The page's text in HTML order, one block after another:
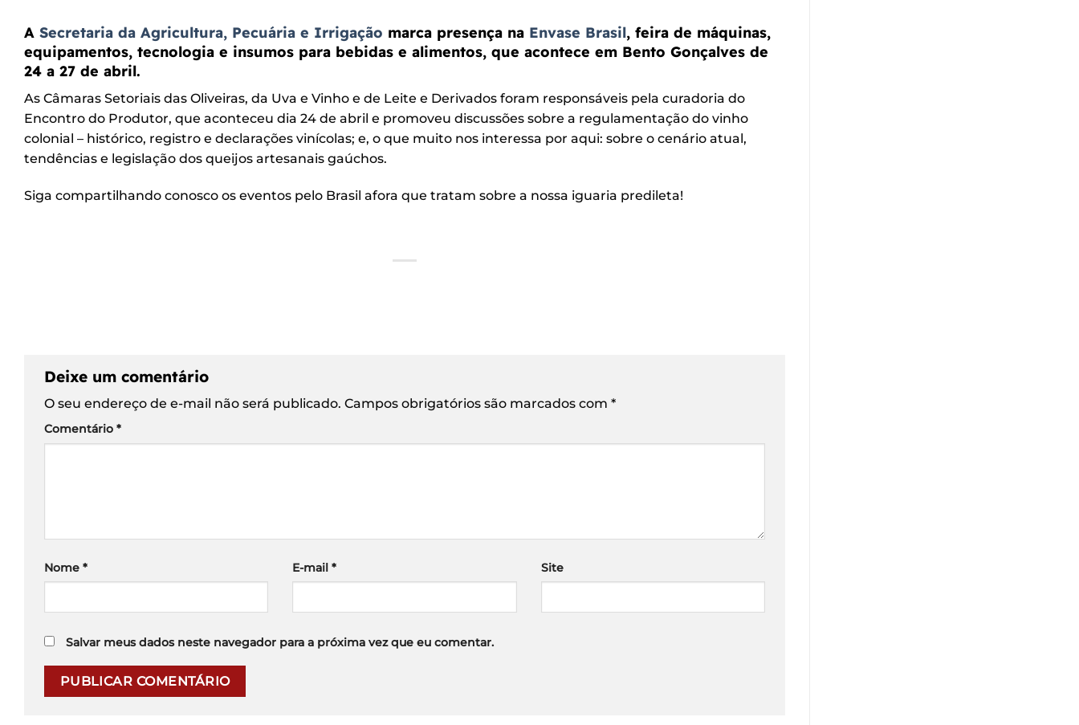
A Secretaria da Agricultura, Pecuária e Irrigação marca presença na Envase Brasil, feira de máquinas,
equipamentos, tecnologia e insumos para bebidas e alimentos, que acontece em Bento Gonçalves de
24 a 27 de abril.
As Câmaras Setoriais das Oliveiras, da Uva e Vinho e de Leite e Derivados foram responsáveis pela curadoria do
Encontro do Produtor, que aconteceu dia 24 de abril e promoveu discussões sobre a regulamentação do vinho
colonial – histórico, registro e declarações vinícolas; e, o que muito nos interessa por aqui: sobre o cenário atual,
tendências e legislação dos queijos artesanais gaúchos.
Siga compartilhando conosco os eventos pelo Brasil afora que tratam sobre a nossa iguaria predileta!
Deixe um comentário
O seu endereço de e-mail não será publicado. Campos obrigatórios são marcados com *
Comentário *
Nome * E-mail* Site
Salvar meus dados neste navegador para a próxima vez que eu comentar.